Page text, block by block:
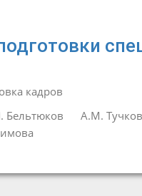
кадров
Бельтюков А.М. Тучков